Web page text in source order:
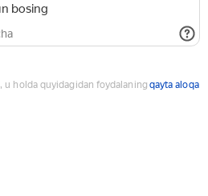
bosing
u holda quyidagidan foydalaning qayta aloqa